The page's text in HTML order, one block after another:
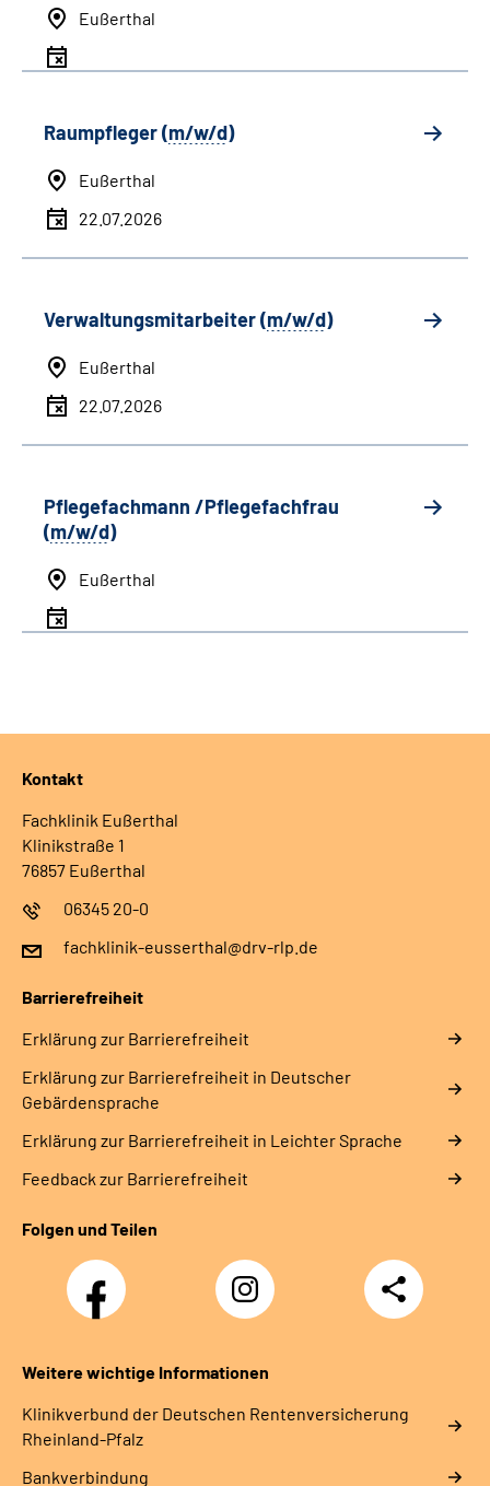
Eußerthal
Raumpfleger (m/w/d)
Eußerthal
22.07.2026
Verwaltungsmitarbeiter (m/w/d)
Eußerthal
22.07.2026
Pflegefachmann /Pflegefachfrau
(m/w/d)
Eußerthal
Kontakt
Fachklinik Eußerthal
Klinikstraße 1
76857 Eußerthal
06345 20-0
fachklinik-eusserthal@drv-rlp.de
Barrierefreiheit
Erklärung zur Barrierefreiheit
Erklärung zur Barrierefreiheit in Deutscher
Gebärdensprache
Erklärung zur Barrierefreiheit in Leichter Sprache
Feedback zur Barrierefreiheit
Folgen und Teilen
Facebook
Instagram
DRV
Nachwuchskräfte
Teilen
Weitere wichtige Informationen
Klinikverbund der Deutschen Rentenversicherung
Rheinland-Pfalz
Bankverbindung